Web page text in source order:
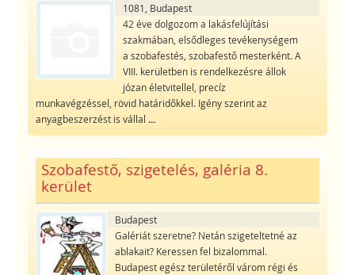
1081, Budapest
42 éve dolgozom a lakásfelújítási
szakmában, elsődleges tevékenységem
a szobafestés, szobafestő mesterként. A
VIII. kerületben is rendelkezésre állok
józan életvitellel, precíz
munkavégzéssel, rövid határidőkkel. Igény szerint az
anyagbeszerzést is vállal ...
Szobafestő, szigetelés, galéria 8.
kerület
Budapest
Galériát szeretne? Netán szigeteltetné az
ablakait? Keressen fel bizalommal.
Budapest egész területéről várom régi és